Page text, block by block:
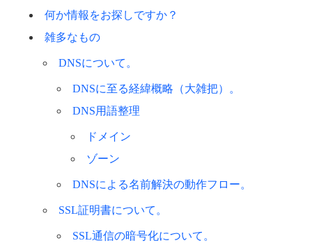
何か情報をお探しですか？
雑多なもの
DNSについて。
DNSに至る経緯概略（大雑把）。
DNS用語整理
ドメイン
ゾーン
DNSによる名前解決の動作フロー。
SSL証明書について。
SSL通信の暗号化について。